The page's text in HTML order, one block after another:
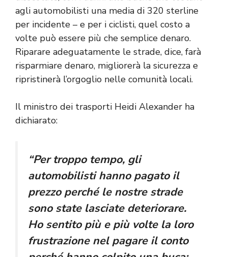
agli automobilisti una media di 320 sterline
per incidente – e per i ciclisti, quel costo a
volte può essere più che semplice denaro.
Riparare adeguatamente le strade, dice, farà
risparmiare denaro, migliorerà la sicurezza e
ripristinerà l’orgoglio nelle comunità locali.
Il ministro dei trasporti Heidi Alexander ha
dichiarato:
“Per troppo tempo, gli
automobilisti hanno pagato il
prezzo perché le nostre strade
sono state lasciate deteriorare.
Ho sentito più e più volte la loro
frustrazione nel pagare il conto